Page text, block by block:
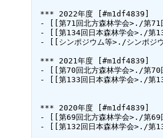
*** 2022年度 [#m1df4839]
- [[第71回北方森林学会>./第71
- [[第134回日本森林学会>./第
- [[シンポジウム等>./シンポジ
*** 2021年度 [#m1df4839]
- [[第70回北方森林学会>./第70
- [[第133回日本森林学会>./第
*** 2020年度 [#m1df4839]
- [[第69回北方森林学会>./第69
- [[第132回日本森林学会>./第